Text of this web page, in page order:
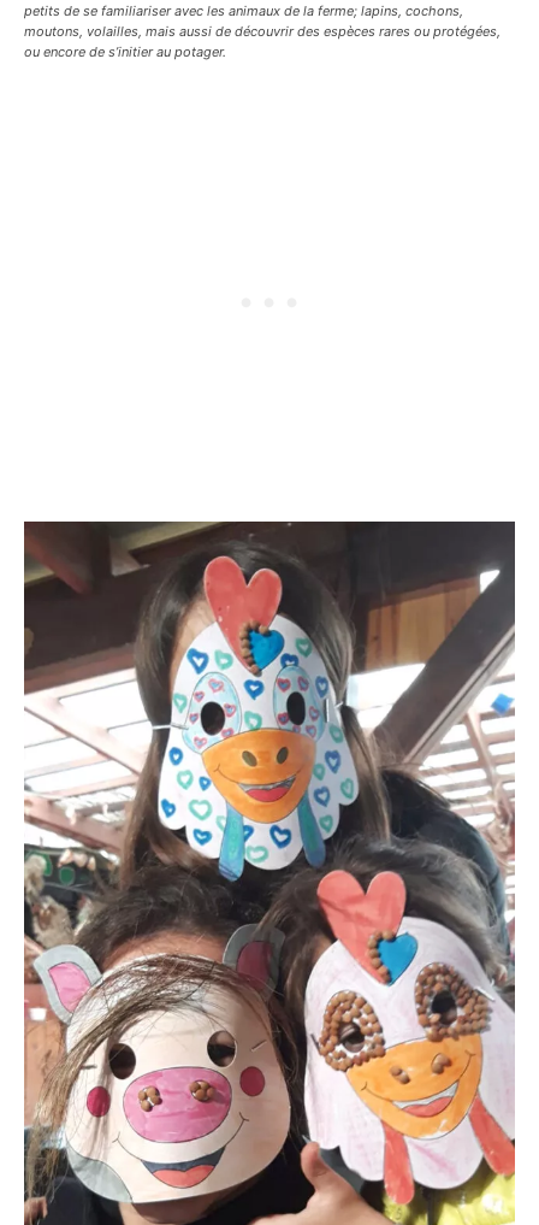
petits de se familiariser avec les animaux de la ferme; lapins, cochons,
moutons, volailles, mais aussi de découvrir des espèces rares ou protégées,
ou encore de s’initier au potager.